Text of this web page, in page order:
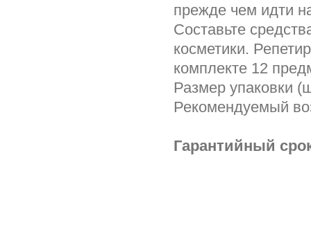
прежде чем идти
Составьте
косметики.
комплекте 12
Размер упаковки
Рекомендуемый
Гарантийный